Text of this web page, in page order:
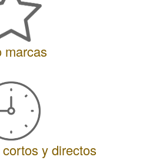
marcas
y directos